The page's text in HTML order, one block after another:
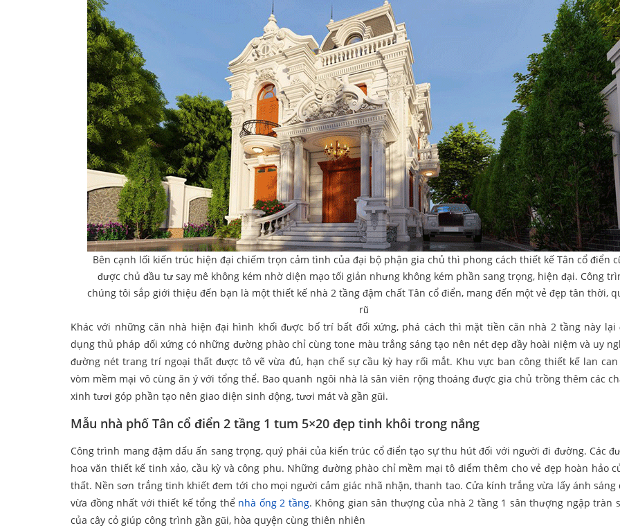
Bên cạnh lối kiến trúc hiện đại chiếm trọn cảm tình của đại bộ phận gia chủ thì phong cách thiết kế Tân cổ điển
được chủ đầu tư say mê không kém nhờ diện mạo tối giản nhưng không kém phần sang trọng, hiện đại. Công
chúng tôi sắp giới thiệu đến bạn là một thiết kế nhà 2 tầng đậm chất Tân cổ điển, mang đến một vẻ đẹp tân thời,
rũ
Khác với những căn nhà hiện đại hình khối được bố trí bất đối xứng, phá cách thì mặt tiền căn nhà 2 tầng này lại
dụng thủ pháp đối xứng có những đường phào chỉ cùng tone màu trắng sáng tạo nên nét đẹp đầy hoài niệm và uy
đường nét trang trí ngoại thất được tô vẽ vừa đủ, hạn chế sự cầu kỳ hay rối mắt. Khu vực ban công thiết kế lan
vòm mềm mại vô cùng ăn ý với tổng thể. Bao quanh ngôi nhà là sân viên rộng thoáng được gia chủ trồng thêm các
xinh tươi góp phần tạo nên giao diện sinh động, tươi mát và gần gũi.
Mẫu nhà phố Tân cổ điển 2 tầng 1 tum 5×20 đẹp tinh khôi trong nắng
Công trình mang đậm dấu ấn sang trọng, quý phái của kiến trúc cổ điển tạo sự thu hút đối với người đi đường. Các
hoa văn thiết kế tinh xảo, cầu kỳ và công phu. Những đường phào chỉ mềm mại tô điểm thêm cho vẻ đẹp hoàn hảo
thất. Nền sơn trắng tinh khiết đem tới cho mọi người cảm giác nhã nhặn, thanh tao. Cửa kính trắng vừa lấy ánh sáng
vừa đồng nhất với thiết kế tổng thể nhà ống 2 tầng. Không gian sân thượng của nhà 2 tầng 1 sân thượng ngập tràn
của cây cỏ giúp công trình gần gũi, hòa quyện cùng thiên nhiên